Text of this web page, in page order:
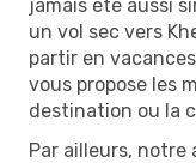
jamais été aussi
un vol sec vers
partir en
vous propose les
destination ou la
Par ailleurs, notre